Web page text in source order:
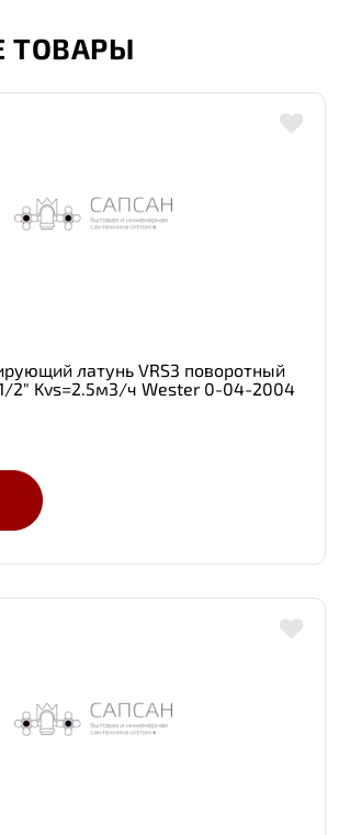
ТОВАРЫ
латунь VRS3 поворотный
2" Kvs=2.5м3/ч Wester 0-04-2004